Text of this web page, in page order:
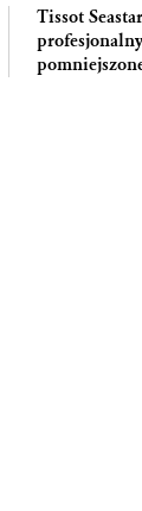
Tissot